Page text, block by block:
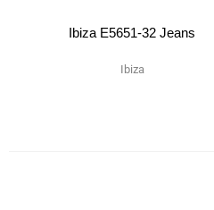
Ibiza E5651-32 Jeans
Ibiza